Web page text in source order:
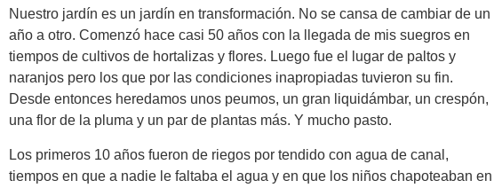
Nuestro jardín es un jardín en transformación. No se cansa de cambiar de un
año a otro. Comenzó hace casi 50 años con la llegada de mis suegros en
tiempos de cultivos de hortalizas y flores. Luego fue el lugar de paltos y
naranjos pero los que por las condiciones inapropiadas tuvieron su fin.
Desde entonces heredamos unos peumos, un gran liquidámbar, un crespón,
una flor de la pluma y un par de plantas más. Y mucho pasto.
Los primeros 10 años fueron de riegos por tendido con agua de canal,
tiempos en que a nadie le faltaba el agua y en que los niños chapoteaban en